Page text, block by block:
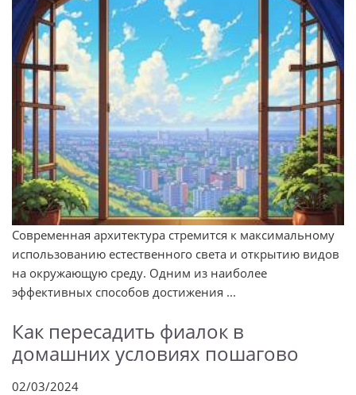
Современная архитектура стремится к максимальному
использованию естественного света и открытию видов
на окружающую среду. Одним из наиболее
эффективных способов достижения ...
Как пересадить фиалок в
домашних условиях пошагово
02/03/2024